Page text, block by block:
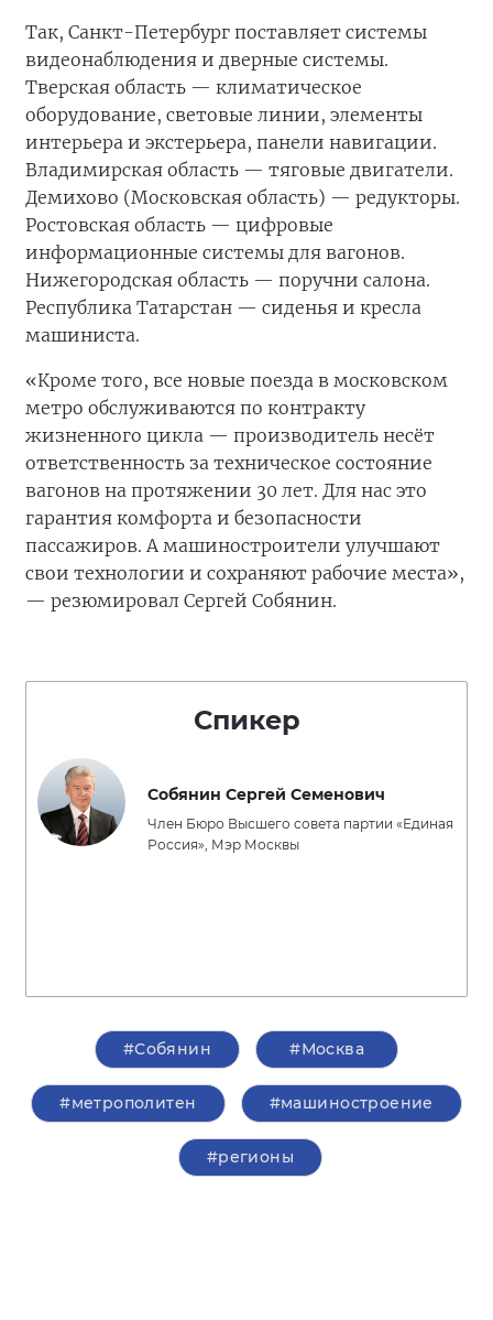
Так, Санкт-Петербург поставляет системы
видеонаблюдения и дверные системы.
Тверская область — климатическое
оборудование, световые линии, элементы
интерьера и экстерьера, панели навигации.
Владимирская область — тяговые двигатели.
Демихово (Московская область) — редукторы.
Ростовская область — цифровые
информационные системы для вагонов.
Нижегородская область — поручни салона.
Республика Татарстан — сиденья и кресла
машиниста.
«Кроме того, все новые поезда в московском
метро обслуживаются по контракту
жизненного цикла — производитель несёт
ответственность за техническое состояние
вагонов на протяжении 30 лет. Для нас это
гарантия комфорта и безопасности
пассажиров. А машиностроители улучшают
свои технологии и сохраняют рабочие места»,
— резюмировал Сергей Собянин.
Спикер
Собянин Сергей Семенович
Член Бюро Высшего совета партии «Единая
Россия», Мэр Москвы
#Собянин #Москва
#метрополитен #машиностроение
#регионы